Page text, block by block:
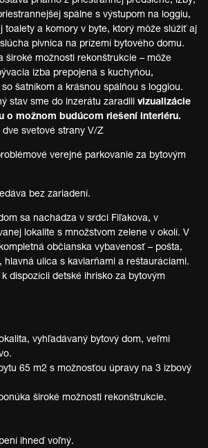
spálne s výstupom na loggiu,
toalety a komory v byte, ktorý môže slúžiť aj
pivnica na prízemí bytového domu.
široké možnosti rekonštrukcie – môže
izba prepojená s kuchyňou,
šatníkom a krásnou spálňou s loggiou.
stav sme do inzerátu zaradili vizualizácie
o možnom budúcom riešení interiéru.
svetové strany V/Z
verejné parkovanie za bytovým
bez zariadení.
sa nachádza v srdci Fiľakova, v
lokalite s množstvom zelene v okolí. V
občianska vybavenosť – pošta,
hlavná ulica s kaviarňami a reštauráciami.
dispozícii detské ihrisko za bytovým
vyhľadávaný bytový dom, veľmi
65 m2 s možnosťou úpravy na 3 izbový
široké možnosti rekonštrukcie.
ihneď voľný.